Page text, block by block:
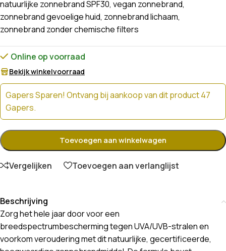
natuurlijke zonnebrand SPF30, vegan zonnebrand,
zonnebrand gevoelige huid, zonnebrand lichaam,
zonnebrand zonder chemische filters
Online op voorraad
Bekijk winkelvoorraad
Gapers Sparen! Ontvang bij aankoop van dit product 47
Gapers.
Toevoegen aan winkelwagen
Vergelijken Toevoegen aan verlanglijst
Beschrijving
Zorg het hele jaar door voor een
breedspectrumbescherming tegen UVA/UVB-stralen en
voorkom veroudering met dit natuurlijke, gecertificeerde,